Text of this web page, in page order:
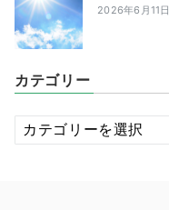
2026年6月11日
カテゴリー
カ
テ